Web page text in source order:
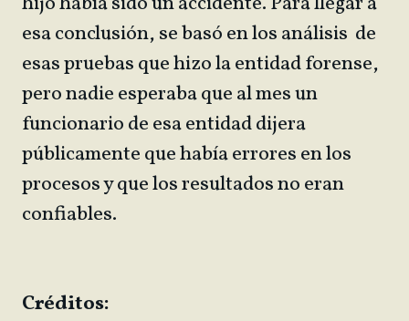
esa conclusión, se basó en los análisis de
esas pruebas que hizo la entidad forense,
pero nadie esperaba que al mes un
funcionario de esa entidad dijera
públicamente que había errores en los
procesos y que los resultados no eran
confiables.
Créditos: